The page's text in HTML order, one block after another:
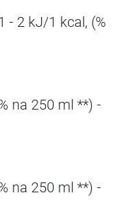
- 2 kJ/1 kcal, (%
na 250 ml **) -
na 250 ml **) -